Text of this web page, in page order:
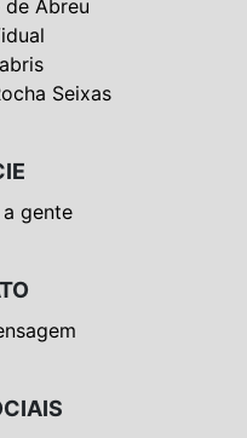
de Abreu
Seixas
gente